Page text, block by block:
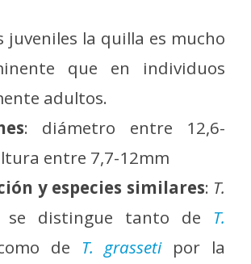
juveniles la quilla es mucho
que en individuos
adultos.
: diámetro entre 12,6-
entre 7,7-12mm
y especies similares: T.
se distingue tanto de T.
de T. grassetipor la